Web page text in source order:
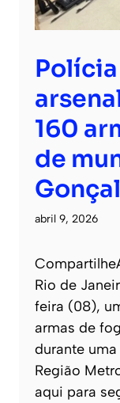
160
de
abril 9, 2026
Rio de
feira (08),
armas de
durante
Região
aqui para